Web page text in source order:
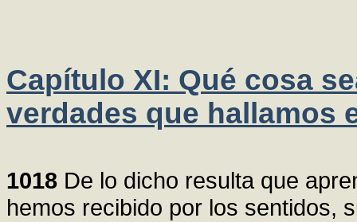
Capítulo XI: Qué cosa
verdades que hallamos
1018 De lo dicho resulta que
hemos recibido por los sentidos,